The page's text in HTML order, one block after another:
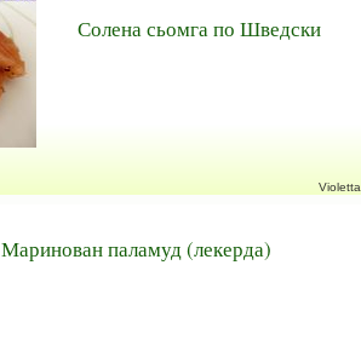
Солена сьомга по Шведски
Violetta
Маринован паламуд (лекерда)